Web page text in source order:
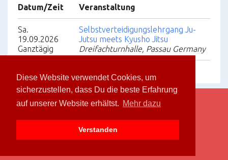
Diese Website verwendet Cookies, um
sicherzustellen, dass Du die beste Erfahrung
auf unserer Website erhältst. Mehr dazu
Verstanden
Datum/Zeit Veranstaltung
Sa.
19.09.2026
Ganztägig
Selbstverteidigungslehrgang Ju-
Jutsu meets Kyusho Jitsu
Dreifachturnhalle, Passau Germany